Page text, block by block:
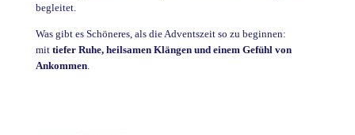
begleitet.
Was gibt es Schöneres, als die Adventszeit so zu beginnen:
mit tiefer Ruhe, heilsamen Klängen und einem Gefühl von
Ankommen.